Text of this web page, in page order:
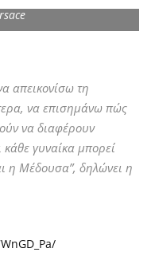
απεικονίσω τη
να επισημάνω πώς
να διαφέρουν
κάθε γυναίκα μπορεί
η Μέδουσα”, δηλώνει η